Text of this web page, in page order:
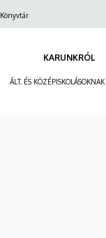
Könyvtár
KARUNKRÓL
ÁLT. ÉS KÖZÉPISKOLÁSOKNAK